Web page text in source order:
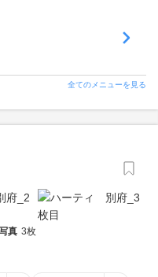
全てのメニューを見る
真 3枚